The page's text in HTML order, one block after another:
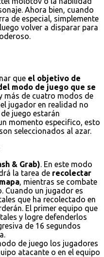
Ahora bien, cuando
de especial, simplemente
volver a disparar para
que el objetivo de
modo de juego que se
más de cuatro modos de
jugador en realidad no
juego estarán
momento especifico, esto
seleccionados al azar.
& Grab). En este modo
la tarea de recolectar
, mientras se combate
Cuando un jugador es
que ha recolectado en
El primer equipo que
y logre defenderlos
de 16 segundos
de juego los jugadores
atacante o en el equipo